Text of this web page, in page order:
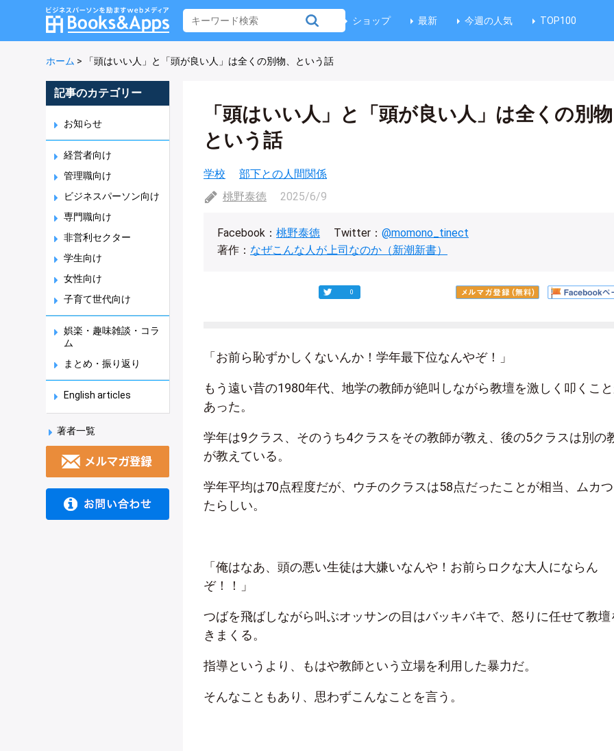
ショップ 最新 今週の人気 TOP100
ホーム > 「頭はいい人」と「頭が良い人」は全くの別物、という話
記事のカテゴリー
お知らせ
経営者向け
管理職向け
ビジネスパーソン向け
専門職向け
非営利セクター
学生向け
女性向け
子育て世代向け
娯楽・趣味雑談・コラ
ム
まとめ・振り返り
English articles
著者一覧
「頭はいい人」と「頭が良い人」は全くの別物
という話
学校
部下との人間関係
桃野泰徳
2025/6/9
Facebook： 桃野泰徳 Twitter： @momono_tinect
著作： なぜこんな人が上司なのか（新潮新書）
0
「お前ら恥ずかしくないんか！学年最下位なんやぞ！」
もう遠い昔の1980年代、地学の教師が絶叫しながら教壇を激しく叩くこ
あった。
学年は9クラス、そのうち4クラスをその教師が教え、後の5クラスは別の
が教えている。
学年平均は70点程度だが、ウチのクラスは58点だったことが相当、ムカ
たらしい。
「俺はなあ、頭の悪い生徒は大嫌いなんや！お前らロクな大人にならん
ぞ！！」
つばを飛ばしながら叫ぶオッサンの目はバッキバキで、怒りに任せて教壇
きまくる。
指導というより、もはや教師という立場を利用した暴力だ。
そんなこともあり、思わずこんなことを言う。